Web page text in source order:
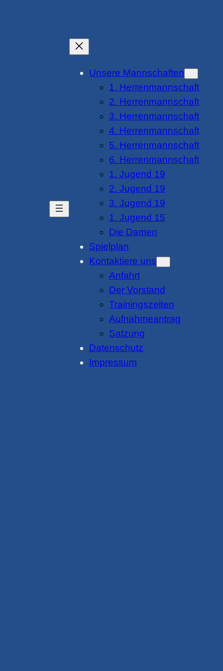
Unsere Mannschaften
1. Herrenmannschaft
2. Herrenmannschaft
3. Herrenmannschaft
4. Herrenmannschaft
5. Herrenmannschaft
6. Herrenmannschaft
1. Jugend 19
2. Jugend 19
3. Jugend 19
1. Jugend 15
Die Damen
Spielplan
Kontaktiere uns
Anfahrt
Der Vorstand
Trainingszeiten
Aufnahmeantrag
Satzung
Datenschutz
Impressum